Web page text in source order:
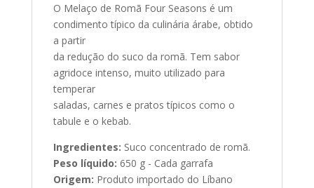
O Melaço de Romã Four Seasons é um
condimento típico da culinária árabe, obtido
a partir
da redução do suco da romã. Tem sabor
agridoce intenso, muito utilizado para
temperar
saladas, carnes e pratos típicos como o
tabule e o kebab.
Ingredientes: Suco concentrado de romã.
Peso líquido: 650 g - Cada garrafa
Origem: Produto importado do Líbano